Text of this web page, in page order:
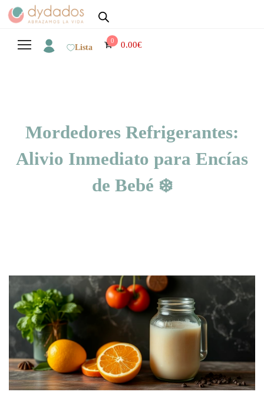
Lista
0 0.00€
Mordedores Refrigerantes:
Alivio Inmediato para Encías
de Bebé ❄️